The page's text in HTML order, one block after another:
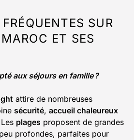
SUR
ET SES
aux séjours en famille ?
attire de nombreuses
sécurité, accueil chaleureux
plages proposent de grandes
profondes, parfaites pour